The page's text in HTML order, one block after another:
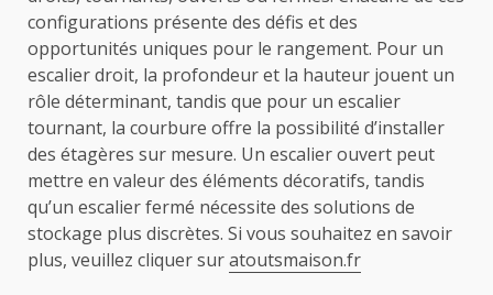
configurations présente des défis et des
opportunités uniques pour le rangement. Pour un
escalier droit, la profondeur et la hauteur jouent un
rôle déterminant, tandis que pour un escalier
tournant, la courbure offre la possibilité d’installer
des étagères sur mesure. Un escalier ouvert peut
mettre en valeur des éléments décoratifs, tandis
qu’un escalier fermé nécessite des solutions de
stockage plus discrètes. Si vous souhaitez en savoir
plus, veuillez cliquer suratoutsmaison.fr